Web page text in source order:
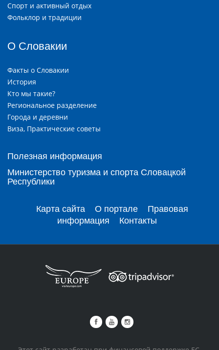
Спорт и активный отдых
Фольклор и традиции
О Словакии
Факты о Словакии
История
Кто мы такие?
Региональное разделение
Города и деревни
Виза, Практические советы
Полезная информация
Министерство туризма и спорта Словацкой
Республики
Карта сайта О портале
Правовая
информация
Контакты